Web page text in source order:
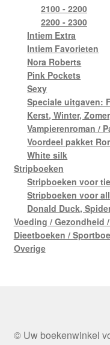
2100 - 2200
2200 - 2300
Intiem Extra
Intiem Favorieten
Nora Roberts
Pink Pockets
Sexy
Speciale uitgaven:
Kerst, Winter,
Vampierenroman /
Voordeel pakket
White silk
Stripboeken
Stripboeken voor
Stripboeken voor
Donald Duck,
Voeding / Gezondheid
Dieetboeken /
Overige
© Uw boekenwinkel